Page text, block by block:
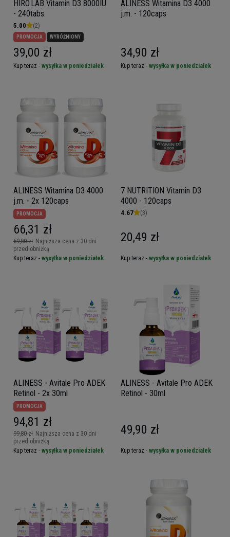
HIRO.LAB Vitamin D3 8000IU
- 240tabs.
5.00 (2)
PROMOCJA WYRÓŻNIONY
39,00 zł
Kup teraz - wysyłka w poniedziałek
ALINESS Witamina D3 4000
j.m. - 120caps
34,90 zł
Kup teraz - wysyłka w poniedziałek
ALINESS Witamina D3 4000
j.m. - 2x 120caps
PROMOCJA
69,80 zł Najniższa cena z 30 dni
przed obniżką
66,31 zł
Kup teraz - wysyłka w poniedziałek
7 NUTRITION Vitamin D3
4000 - 120caps
4.67 (3)
20,49 zł
Kup teraz - wysyłka w poniedziałek
ALINESS - Avitale Pro ADEK
Retinol - 2x 30ml
PROMOCJA
99,80 zł Najniższa cena z 30 dni
przed obniżką
94,81 zł
Kup teraz - wysyłka w poniedziałek
ALINESS - Avitale Pro ADEK
Retinol - 30ml
49,90 zł
Kup teraz - wysyłka w poniedziałek